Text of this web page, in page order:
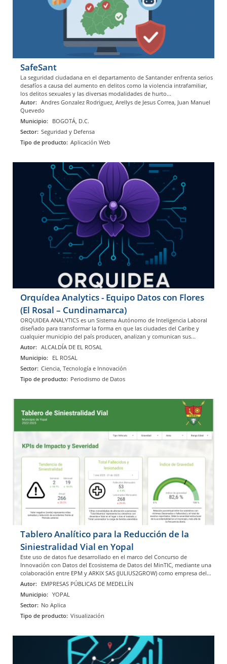
SafeSant
La seguridad ciudadana en el departamento de Santander enfrenta serios
desafíos a causa del aumento en delitos como la violencia intrafamiliar,
los delitos sexuales y las diversas modalidades de hurto...
Autor: Andres Gonzalez Rodriguez, Arellys de Jesus Correa, Juan Manuel
Quevedo
Municipio: BOGOTÁ, D.C.
Sector: Seguridad y Defensa
Tipo de producto: Aplicación Web
Orquídea Analytics - Equipo Datos con Flores
(El Rosal – Cundinamarca)
ORQUIDEA ANALYTICS es un Sistema Autónomo de Inteligencia Laboral
diseñado para transformar la forma en que las ciudades del Caribe y
cualquier municipio del país producen, analizan y comunican sus...
Autor: ALCALDÍA DE EL ROSAL
Municipio: EL ROSAL
Sector: Ciencia, Tecnología e Innovación
Tipo de producto: Periodismo de Datos
Tablero Analítico para la Reducción de la
Siniestralidad Vial en Yopal
Este uso de datos fue desarrollado en el marco del Concurso de
Innovación con Datos del Ecosistema de Datos del MinTIC, mediante una
colaboración entre EPM y ARKIX SAS (JULIUS2GROW) como empresa del...
Autor: EMPRESAS PÚBLICAS DE MEDELLÍN
Municipio: YOPAL
Sector: No Aplica
Tipo de producto: Visualización